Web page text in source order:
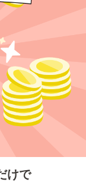
けで